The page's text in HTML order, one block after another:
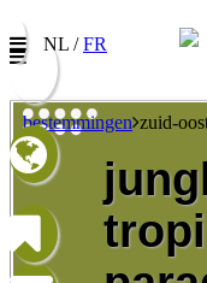
NL /FR
Vul uw e-mail
ontvangen
bestemmingen zuid-